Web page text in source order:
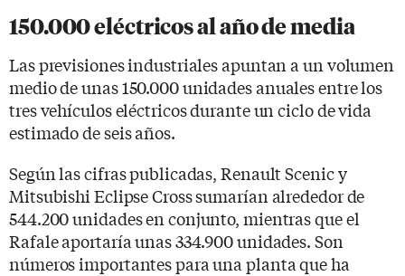
150.000 eléctricos al año de media
Las previsiones industriales apuntan a un volumen
medio de unas 150.000 unidades anuales entre los
tres vehículos eléctricos durante un ciclo de vida
estimado de seis años.
Según las cifras publicadas, Renault Scenic y
Mitsubishi Eclipse Cross sumarían alrededor de
544.200 unidades en conjunto, mientras que el
Rafale aportaría unas 334.900 unidades. Son
números importantes para una planta que ha